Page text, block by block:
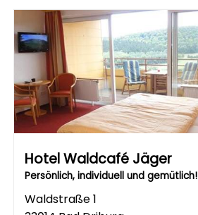
Hotel Waldcafé Jäger
Persönlich, individuell und gemütlich!
Waldstraße 1